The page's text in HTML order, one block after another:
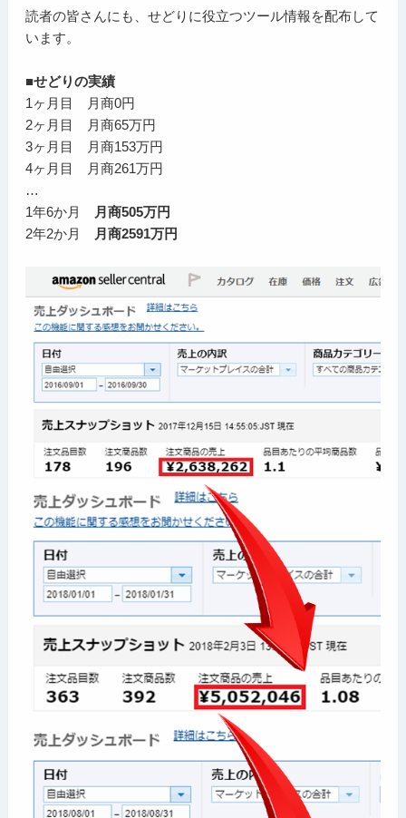
読者の皆さんにも、せどりに役立つツール情報を配布して
います。
■せどりの実績
1ヶ月目 月商0円
2ヶ月目 月商65万円
3ヶ月目 月商153万円
4ヶ月目 月商261万円
…
1年6か月
月商505万円
2年2か月
月商2591万円